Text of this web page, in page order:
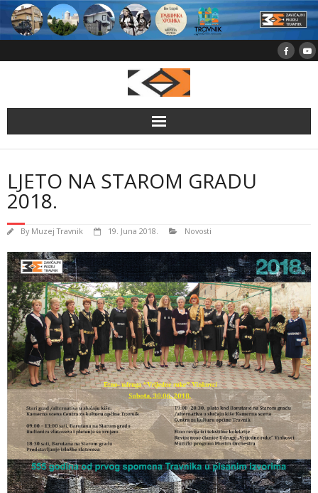
Skip
content
LJETO NA STAROM GRADU
2018.
By Muzej Travnik 19. Juna 2018. Novosti